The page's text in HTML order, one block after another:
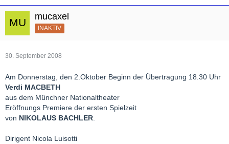
mucaxel
INAKTIV
30. September 2008
Am Donnerstag, den 2.Oktober Beginn der Übertragung 18.30 Uhr
Verdi MACBETH
aus dem Münchner Nationaltheater
Eröffnungs Premiere der ersten Spielzeit
von NIKOLAUS BACHLER.
Dirigent Nicola Luisotti